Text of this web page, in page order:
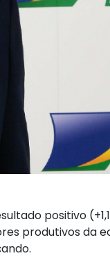
positivo
produtivos da